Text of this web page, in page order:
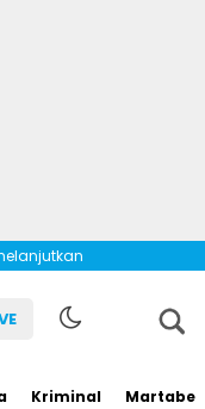
Kriminal Martabe